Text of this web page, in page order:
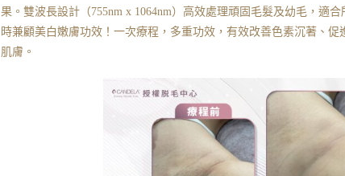
果。雙波長設計（755nm x 1064nm）高效處理頑固毛髮及幼毛，適
時兼顧美白嫩膚功效！一次療程，多重功效，有效改善色素沉著、
肌膚。